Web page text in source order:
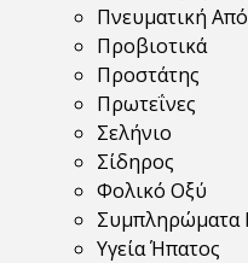
Πνευματική
Προβιοτικά
Προστάτης
Πρωτεΐνες
Σελήνιο
Σίδηρος
Φολικό Οξύ
Συμπληρώματα
Υγεία Ήπατος